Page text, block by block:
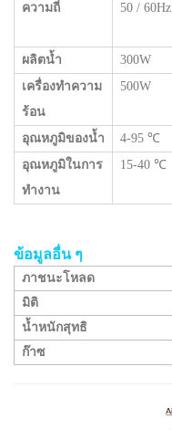
ความถี่
50 / 60Hz
ผลิตน้ำ
300W
เครื่องทำความ
ร้อน
500W
อุณหภูมิของน้ำ 4-95 ℃
อุณหภูมิในการ
ทำงาน
15-40 ℃
ข้อมูลอื่น ๆ
ภาชนะโหลด
มิติ
น้ำหนักสุทธิ
ก๊าซ